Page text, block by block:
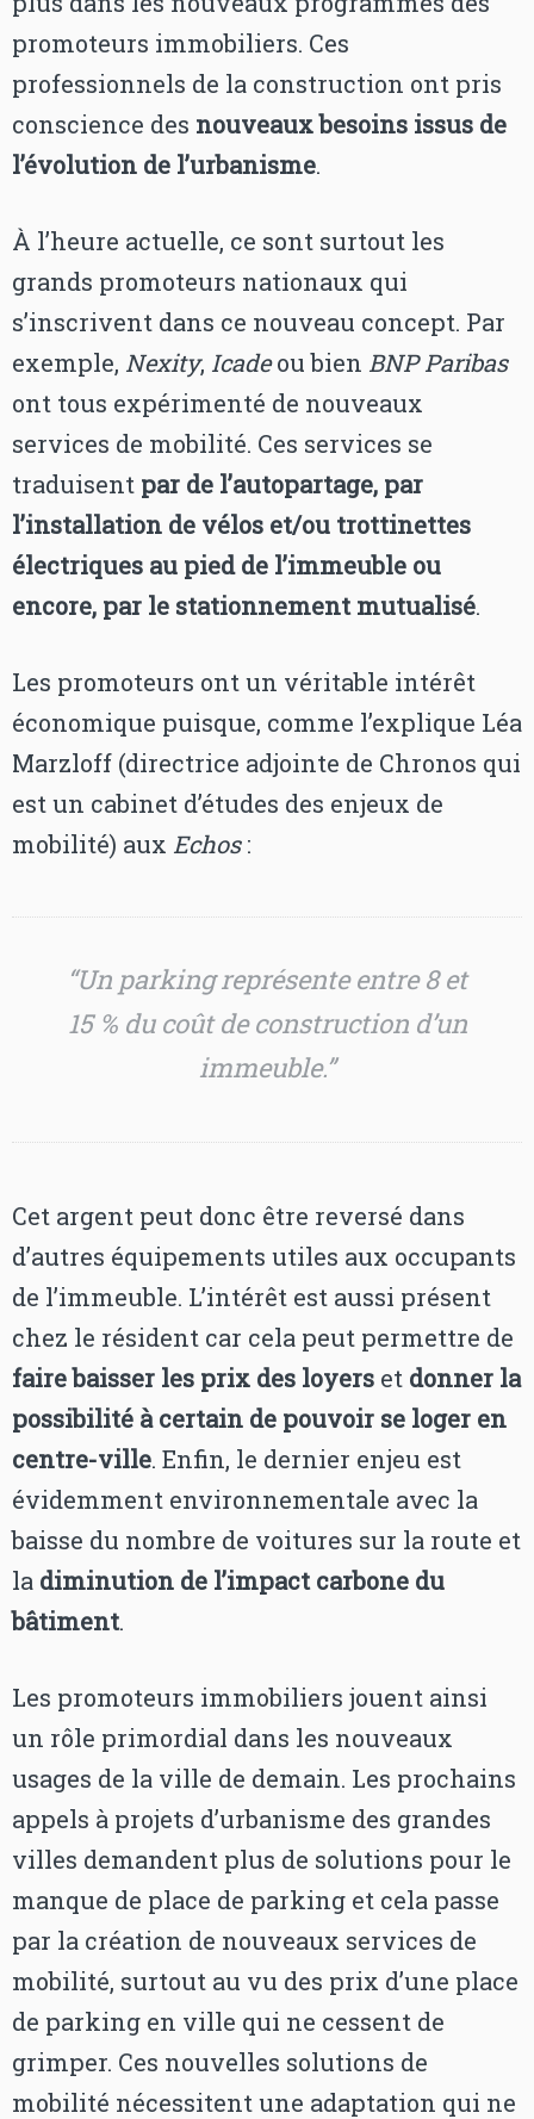
promoteurs immobiliers. Ces
professionnels de la construction ont pris
conscience des nouveaux besoins issus de
l’évolution de l’urbanisme.
À l’heure actuelle, ce sont surtout les
grands promoteurs nationaux qui
s’inscrivent dans ce nouveau concept. Par
exemple, Nexity, Icadeou bien BNP Paribas
ont tous expérimenté de nouveaux
services de mobilité. Ces services se
traduisent par de l’autopartage, par
l’installation de vélos et/ou trottinettes
électriques au pied de l’immeuble ou
encore, par le stationnement mutualisé.
Les promoteurs ont un véritable intérêt
économique puisque, comme l’explique Léa
Marzloff (directrice adjointe de Chronos qui
est un cabinet d’études des enjeux de
mobilité) aux Echos:
“Un parking représente entre 8 et
15 % du coût de construction d’un
immeuble.”
Cet argent peut donc être reversé dans
d’autres équipements utiles aux occupants
de l’immeuble. L’intérêt est aussi présent
chez le résident car cela peut permettre de
faire baisser les prix des loyers et donner la
possibilité à certain de pouvoir se loger en
centre-ville. Enfin, le dernier enjeu est
évidemment environnementale avec la
baisse du nombre de voitures sur la route et
la diminution de l’impact carbone du
bâtiment.
Les promoteurs immobiliers jouent ainsi
un rôle primordial dans les nouveaux
usages de la ville de demain. Les prochains
appels à projets d’urbanisme des grandes
villes demandent plus de solutions pour le
manque de place de parking et cela passe
par la création de nouveaux services de
mobilité, surtout au vu des prix d’une place
de parking en ville qui ne cessent de
grimper. Ces nouvelles solutions de
mobilité nécessitent une adaptation qui ne